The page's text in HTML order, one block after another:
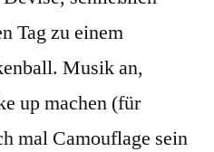
Tag zu einem
Musik an,
up machen (für
mal Camouflage sein